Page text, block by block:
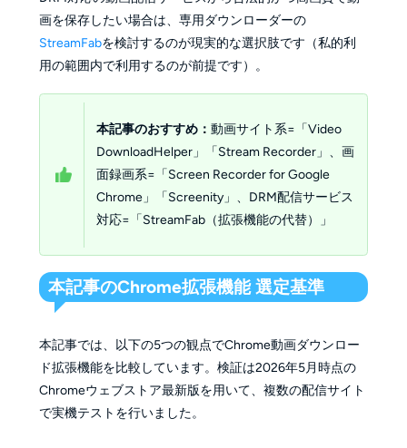
画を保存したい場合は、専用ダウンローダーの
StreamFabを検討するのが現実的な選択肢です（私的利
用の範囲内で利用するのが前提です）。
本記事のおすすめ： 動画サイト系=「Video
DownloadHelper」「Stream Recorder」、画
面録画系=「Screen Recorder for Google
Chrome」「Screenity」、DRM配信サービス
対応=「StreamFab（拡張機能の代替）」
本記事のChrome拡張機能 選定基準
本記事では、以下の5つの観点でChrome動画ダウンロー
ド拡張機能を比較しています。検証は2026年5月時点の
Chromeウェブストア最新版を用いて、複数の配信サイト
で実機テストを行いました。